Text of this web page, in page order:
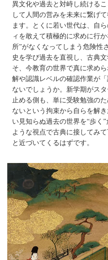
異文化や過去と対峙し続ける
して人間の営みを未来に繋げ
ます。とくに若い世代は、自
ィを敢えて積極的に求めに行
所”がなくなってしまう危険性
史を学び過去を直視し、古典
そ、今教育の世界で真に求め
解や認識レベルの確認作業が
ないでしょうか。新学期がス
止める側も、単に受験勉強の
ないという拘束から自らを解
い見知らぬ過去の世界を“歩く
ような視点で古典に接してみ
と近づいてくるはずです。